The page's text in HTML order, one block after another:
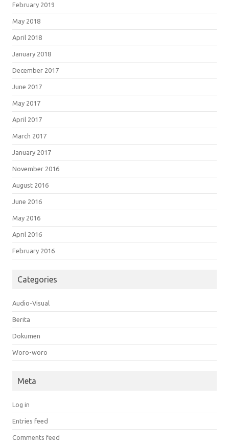
February 2019
May 2018
April 2018
January 2018
December 2017
June 2017
May 2017
April 2017
March 2017
January 2017
November 2016
August 2016
June 2016
May 2016
April 2016
February 2016
Categories
Audio-Visual
Berita
Dokumen
Woro-woro
Meta
Log in
Entries feed
Comments feed